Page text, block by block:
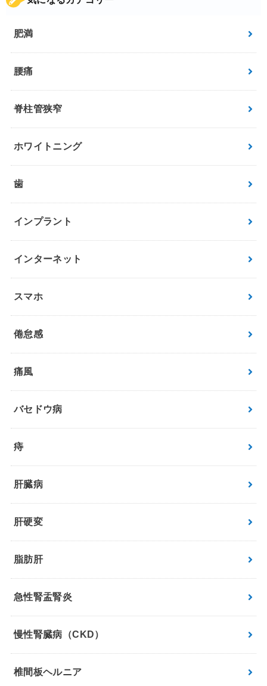
肥満
腰痛
脊柱管狭窄
ホワイトニング
歯
インプラント
インターネット
スマホ
倦怠感
痛風
バセドウ病
痔
肝臓病
肝硬変
脂肪肝
急性腎盂腎炎
慢性腎臓病（CKD）
椎間板ヘルニア